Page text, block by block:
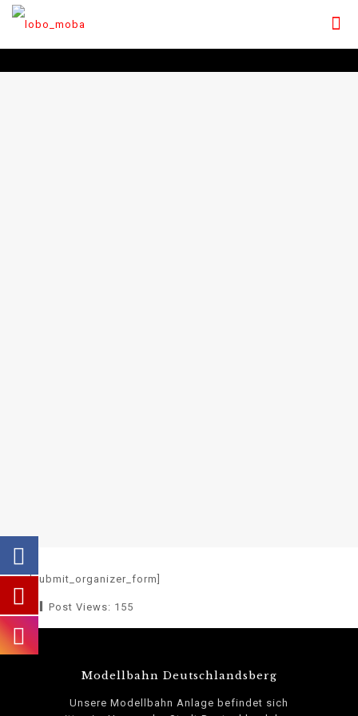
[submit_organizer_form]
Post Views: 155
Modellbahn Deutschlandsberg
Unsere Modellbahn Anlage befindet sich